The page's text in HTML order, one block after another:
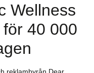
Wellness
40 000